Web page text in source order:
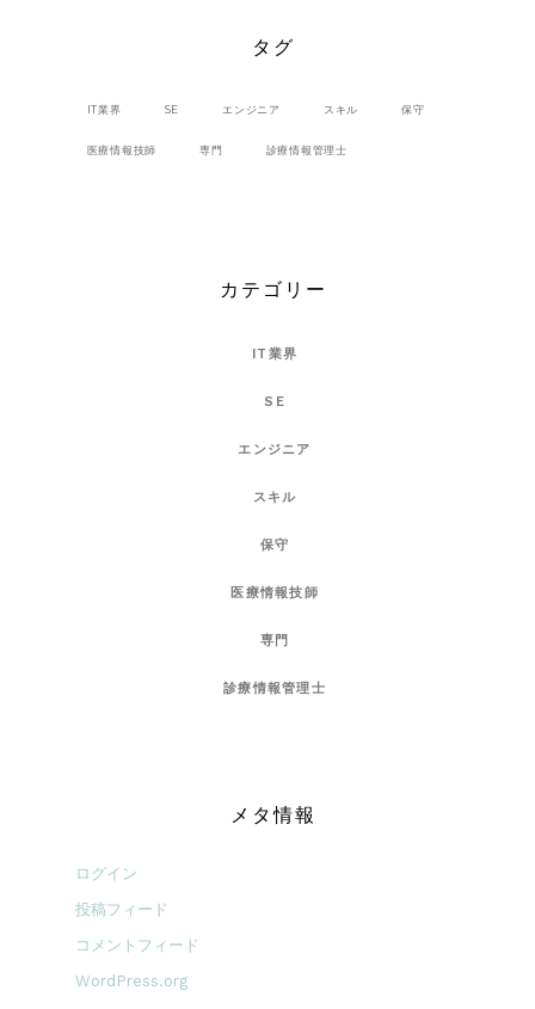
タグ
IT業界 SE エンジニア スキル 保守
医療情報技師 専門 診療情報管理士
カテゴリー
IT業界
SE
エンジニア
スキル
保守
医療情報技師
専門
診療情報管理士
メタ情報
ログイン
投稿フィード
コメントフィード
WordPress.org